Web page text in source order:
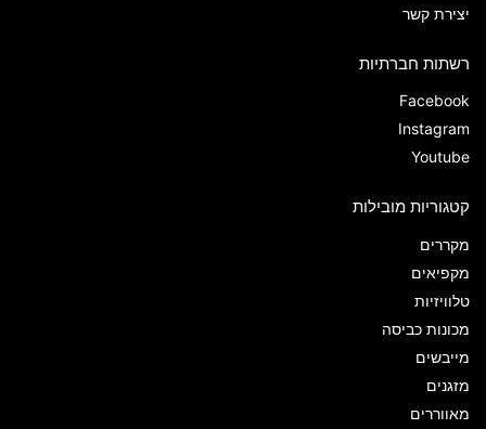
יצירת קשר
רשתות חברתיות
Facebook
Instagram
Youtube
קטגוריות מובילות
מקררים
מקפיאים
טלוויזיות
מכונות כביסה
מייבשים
מזגנים
מאווררים